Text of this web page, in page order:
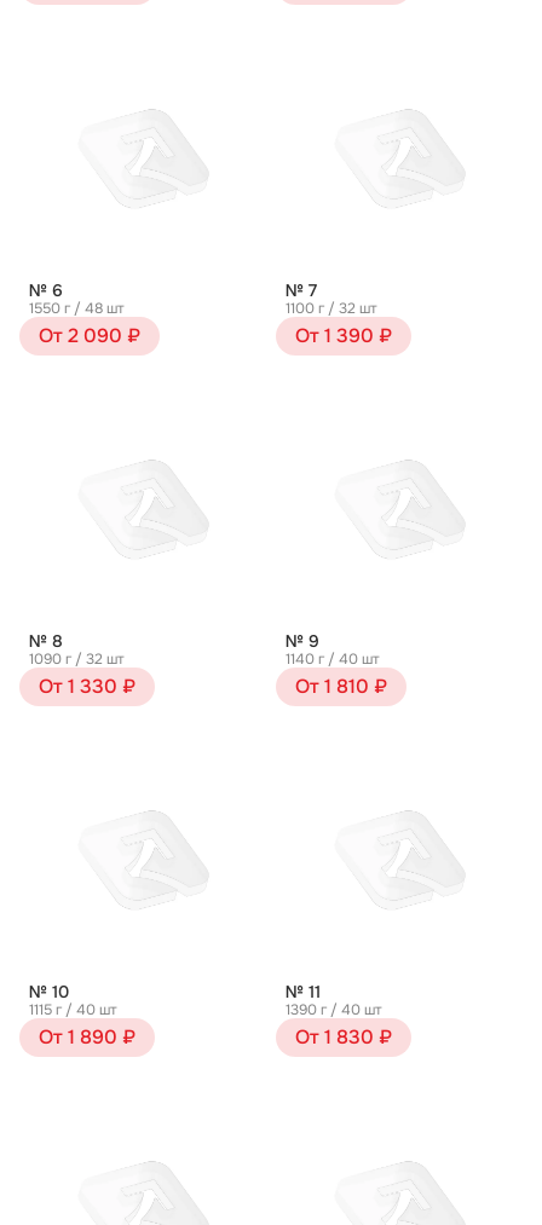
№ 6
1550 г / 48 шт
От 2 090 ₽
№ 7
1100 г / 32 шт
От 1 390 ₽
№ 8
1090 г / 32 шт
От 1 330 ₽
№ 9
1140 г / 40 шт
От 1 810 ₽
№ 10
1115 г / 40 шт
От 1 890 ₽
№ 11
1390 г / 40 шт
От 1 830 ₽